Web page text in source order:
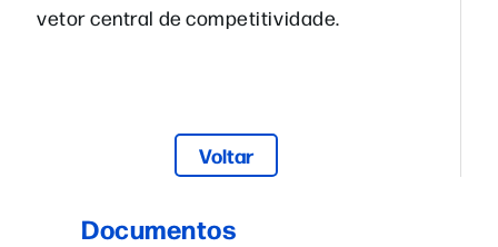
vetor central de competitividade.
Voltar
Documentos